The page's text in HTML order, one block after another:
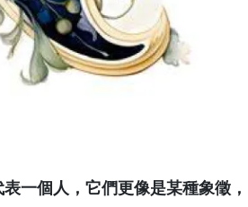
一個人，它們更像是某種象徵，